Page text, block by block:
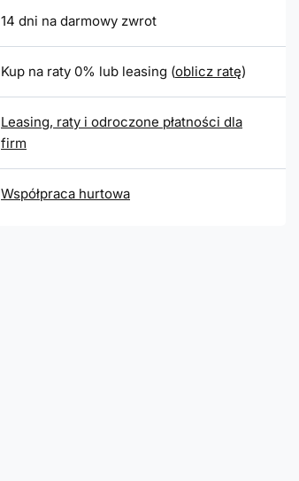
14 dni na darmowy zwrot
Kup na raty 0% lub leasing (oblicz ratę)
Leasing, raty i odroczone płatności dla
firm
Współpraca hurtowa